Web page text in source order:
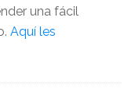
una fácil
Aquí les